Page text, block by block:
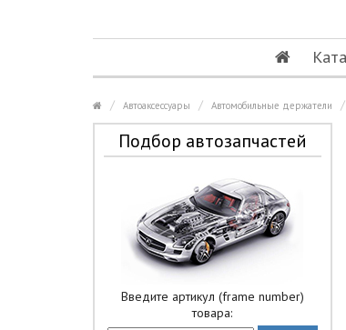
Автоаксессуары Автомобильные держатели
Подбор автозапчастей
Введите артикул (frame number)
товара: